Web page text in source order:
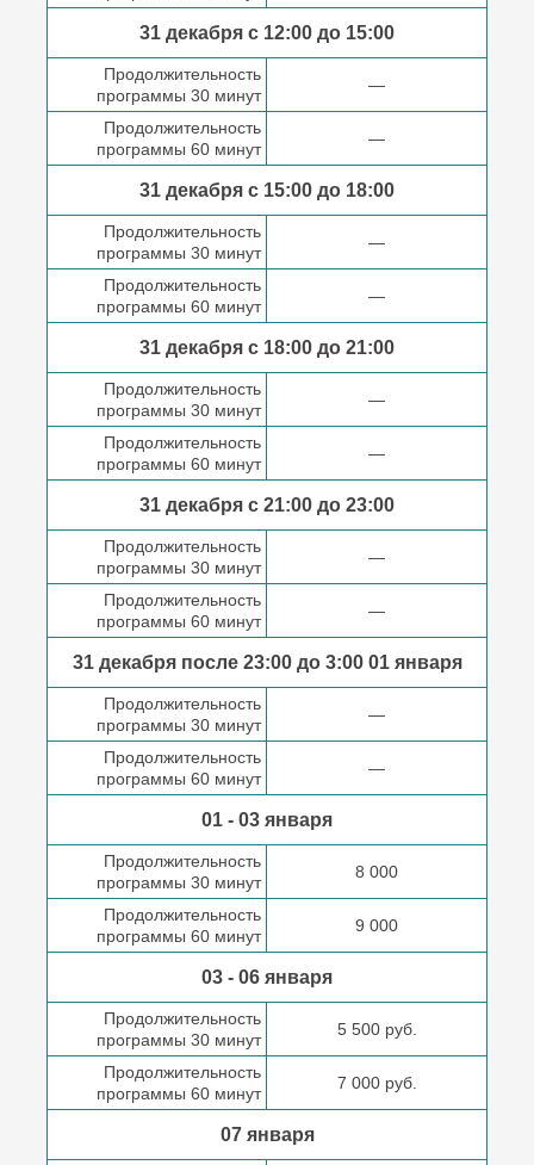
31 декабря с 12:00 до 15:00
Продолжительность
программы 30 минут
—
Продолжительность
программы 60 минут
—
31 декабря с 15:00 до 18:00
Продолжительность
программы 30 минут
—
Продолжительность
программы 60 минут
—
31 декабря с 18:00 до 21:00
Продолжительность
программы 30 минут
—
Продолжительность
программы 60 минут
—
31 декабря с 21:00 до 23:00
Продолжительность
программы 30 минут
—
Продолжительность
программы 60 минут
—
31 декабря после23:00 до 3:0001 января
Продолжительность
программы 30 минут
—
Продолжительность
программы 60 минут
—
01 - 03 января
Продолжительность
программы 30 минут
8 000
Продолжительность
программы 60 минут
9 000
03 - 06 января
Продолжительность
программы 30 минут
5 500 руб.
Продолжительность
программы 60 минут
7 000 руб.
07 января